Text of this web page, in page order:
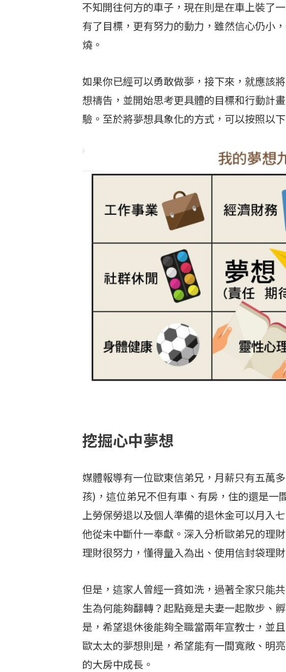
不知開往何方的車子，現在則是在車上裝了
有了目標，更有努力的動力，雖然信心仍小
燒。
如果你已經可以勇敢做夢，接下來，就應該
想禱告，並開始思考更具體的目標和行動計
驗。至於將夢想具象化的方式，可以按照以
挖掘心中夢想
媒體報導有一位歐東信弟兄，月薪只有五萬
孩)，這位弟兄不但有車、有房，住的還是一
上勞保勞退以及個人準備的退休金可以月入
他從未中斷什一奉獻。深入分析歐弟兄的理
理財很努力，懂得量入為出、使用信封袋理
但是，這家人曾經一貧如洗，過著全家只能
生為何能夠翻轉？起點竟是夫妻一起散步、
是，希望退休後能夠全職當兩年宣教士，並
歐太太的夢想則是，希望能有一間寬敞、明
的大房中成長。